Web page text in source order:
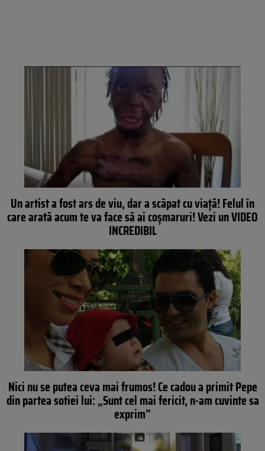
Un artist a fost ars de viu, dar a scăpat cu viaţă! Felul în
care arată acum te va face să ai coşmaruri! Vezi un VIDEO
INCREDIBIL
Nici nu se putea ceva mai frumos! Ce cadou a primit Pepe
din partea sotiei lui: „Sunt cel mai fericit, n-am cuvinte sa
exprim”